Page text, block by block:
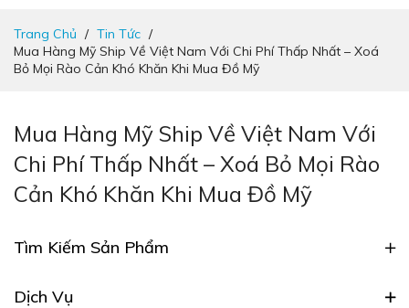
nhanh
đến
nội
Trang Chủ
Tin Tức
Mua Hàng Mỹ Ship Về Việt Nam Với Chi Phí Thấp Nhất – Xoá
Bỏ Mọi Rào Cản Khó Khăn Khi Mua Đồ Mỹ
Mua Hàng Mỹ Ship Về Việt Nam Với
Chi Phí Thấp Nhất – Xoá Bỏ Mọi Rào
Cản Khó Khăn Khi Mua Đồ Mỹ
Tìm Kiếm Sản Phẩm
Dịch Vụ